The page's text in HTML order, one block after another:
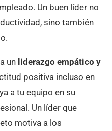
Un buen líder no
sino también
un liderazgo empático y
positiva incluso en
a tu equipo en su
Un líder que
motiva a los